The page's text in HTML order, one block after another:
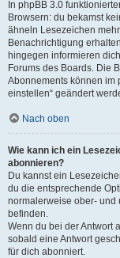
In phpBB 3.0
Browsern: du bekamst
ähneln Lesezeichen
Benachrichtigung
hingegen informieren
Forums des Boards. Die
Abonnements können im
einstellen“ geändert
Nach oben
Wie kann ich ein
abonnieren?
Du kannst ein
du die entsprechende
normalerweise ober- und
befinden.
Wenn du bei der Antwort
sobald eine Antwort
für dich abonniert.